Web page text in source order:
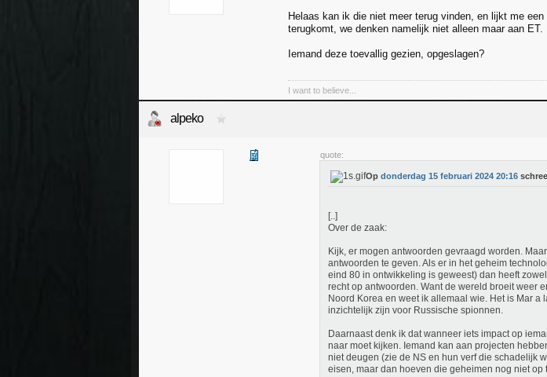
Helaas kan ik die niet meer terug vinden, en lijkt me
terugkomt, we denken namelijk niet alleen maar aan ET.
Iemand deze toevallig gezien, opgeslagen?
I want to believe...
alpeko
quote:
Op donderdag 15 februari 2024 20:16
[..]
Over de zaak:
Kijk, er mogen antwoorden gevraagd worden.
antwoorden te geven. Als er in het geheim
eind 80 in ontwikkeling is geweest) dan heeft
recht op antwoorden. Want de wereld broeit weer
Noord Korea en weet ik allemaal wie. Het is Mar
inzichtelijk zijn voor Russische spionnen.
Daarnaast denk ik dat wanneer iets impact op
naar moet kijken. Iemand kan aan projecten
niet deugen (zie de NS en hun verf die schadelijk
eisen, maar dan hoeven die geheimen nog niet